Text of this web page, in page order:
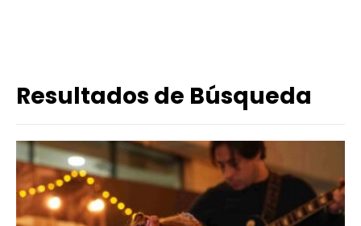
Resultados de Búsqueda